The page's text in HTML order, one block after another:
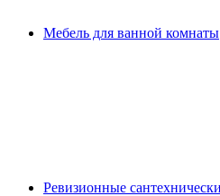
Мебель для ванной комнаты
Ревизионные